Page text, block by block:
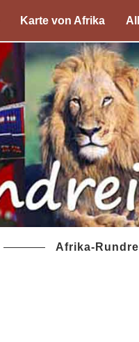
Karte von Afrika
Afrika-